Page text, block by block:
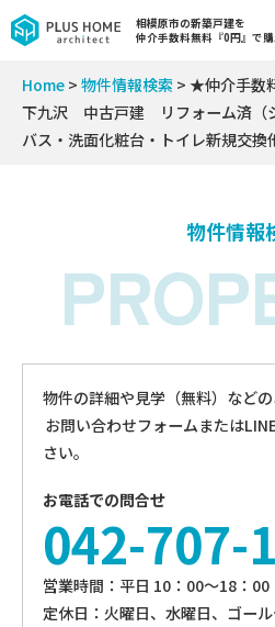
相模原市の新築戸建を
仲介手数料無料『0円』で購
Home > 物件情報検索 > ★仲介手数
下九沢 中古戸建 リフォーム済（
バス・洗面化粧台・トイレ新規交換
物件情報
物件の詳細や見学（無料）などの
お問い合わせフォームまたは
さい。
お電話での問合せ
042-707-
営業時間：平⽇ 10：00〜18：00
定休⽇：火曜日、⽔曜⽇、ゴー